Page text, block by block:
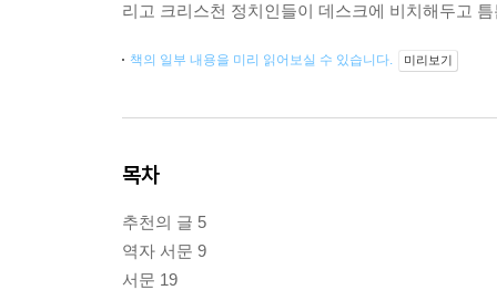
리고 크리스천 정치인들이 데스크에 비치해두고
책의 일부 내용을 미리 읽어보실 수 있습니다. 미리보기
목차
추천의 글 5
역자 서문 9
서문 19